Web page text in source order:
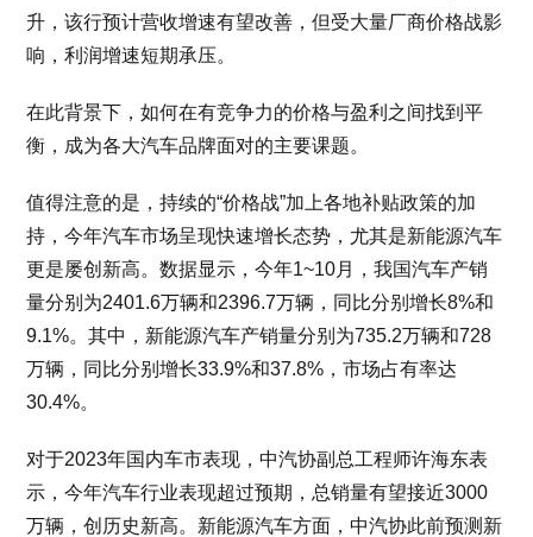
升，该行预计营收增速有望改善，但受大量厂商价格战影
响，利润增速短期承压。
在此背景下，如何在有竞争力的价格与盈利之间找到平
衡，成为各大汽车品牌面对的主要课题。
值得注意的是，持续的“价格战”加上各地补贴政策的加
持，今年汽车市场呈现快速增长态势，尤其是新能源汽车
更是屡创新高。数据显示，今年1~10月，我国汽车产销
量分别为2401.6万辆和2396.7万辆，同比分别增长8%和
9.1%。其中，新能源汽车产销量分别为735.2万辆和728
万辆，同比分别增长33.9%和37.8%，市场占有率达
30.4%。
对于2023年国内车市表现，中汽协副总工程师许海东表
示，今年汽车行业表现超过预期，总销量有望接近3000
万辆，创历史新高。新能源汽车方面，中汽协此前预测新